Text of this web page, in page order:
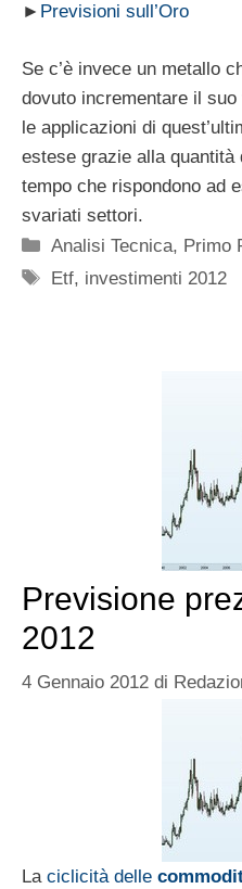
► Previsioni sull’Oro
Se c’è invece un metallo
dovuto incrementare il suo
le applicazioni di
estese grazie alla quantità
tempo che rispondono ad
svariati settori.
Categorie
Analisi Tecnica, Primo
Tag
Etf, investimenti 2012
Previsione
2012
4 Gennaio 2012 di
La ciclicità delle